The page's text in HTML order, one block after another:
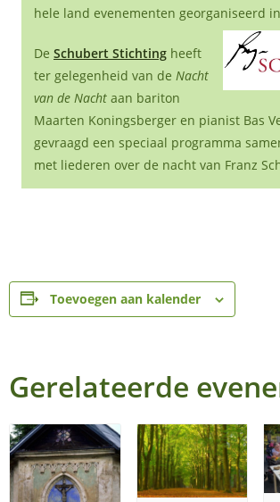
hele land evenementen georganiseerd
De Schubert Stichting heeft
ter gelegenheid van de Nacht
van de Nacht aan bariton
Maarten Koningsberger en pianist Bas
gevraagd een speciaal programma
met liederen over de nacht van Franz
Toevoegen aan kalender
Gerelateerde